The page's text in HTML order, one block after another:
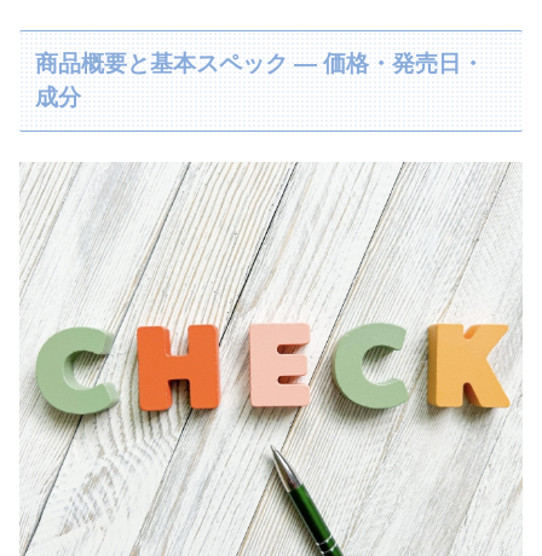
商品概要と基本スペック — 価格・発売日・
成分